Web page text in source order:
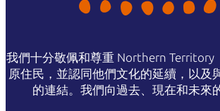
我們十分敬佩和尊重 Northern Territory
原住民，並認同他們文化的延續，以及
的連結。我們向過去、現在和未來